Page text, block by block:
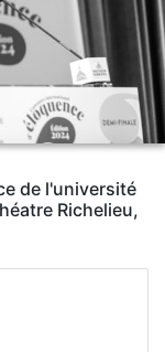
de l'université
Richelieu,